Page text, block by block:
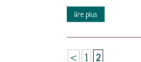
lire plus
< 1 2